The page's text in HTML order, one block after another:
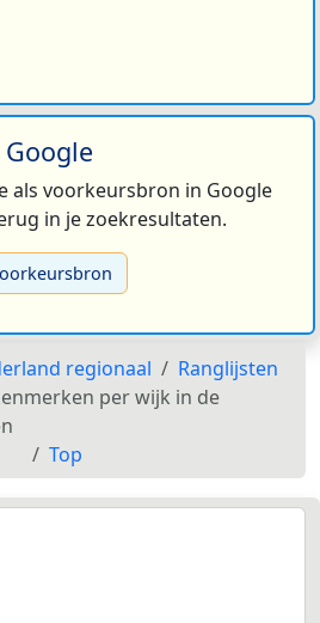
als voorkeursbron in Google
in je zoekresultaten.
regionaal
Ranglijsten
per wijk in de
Top